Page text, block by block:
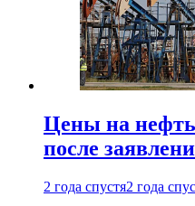
Цены на
после
2 года спустя2 года